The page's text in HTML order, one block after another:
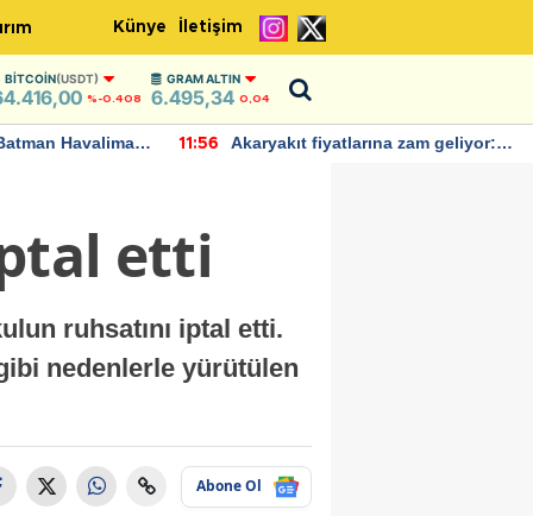
Künye İletişim
BITCOIN(USDT)
%-0.408
GRAM ALTIN
6.495,34 0,04
Havalimanı
11:56
Akaryakıt fiyatlarına zam geliyor:
etti
ruhsatını iptal etti.
nedenlerle yürütülen
Abone Ol